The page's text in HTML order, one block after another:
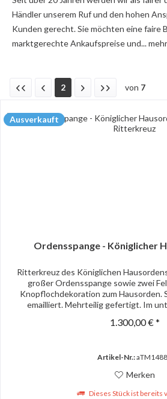
Händler unserem Ruf und den hohen
Kunden gerecht. Sie möchten eine faire
marktgerechte Ankaufspreise und...
2 von 7
Ausverkauft
Ordensspange - Königlicher
Ritterkreuz des Königlichen
großer Ordensspange sowie zwei
Knopflochdekoration zum Hausorden.
emailliert. Mehrteilig gefertigt. Im
1.300,00 € *
Artikel-Nr.:
Merken
Dieses Stück ist bereits